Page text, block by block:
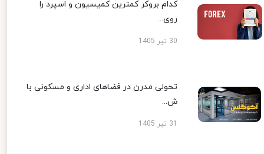
کدام بروکر کمترین کمیسیون و اسپرد را
روی...
30 تیر 1405
تحولی مدرن در فضاهای اداری و مسکونی با
ش...